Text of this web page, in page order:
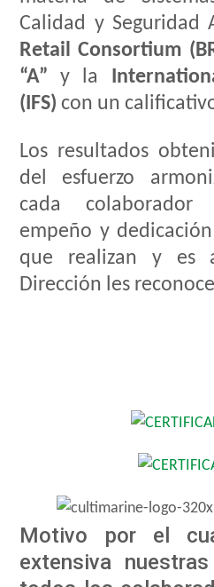
Calidad y Seguridad
Retail Consortium
“A” y la
(IFS) con un
Los resultados
del esfuerzo
cada colaborador
empeño y
que realizan y es
Dirección les
Motivo por el
extensiva